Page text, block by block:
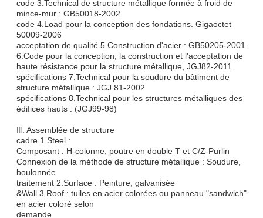
code 3.Technical de structure métallique formée à froid de
mince-mur : GB50018-2002
code 4.Load pour la conception des fondations. Gigaoctet
50009-2006
acceptation de qualité 5.Construction d'acier : GB50205-2001
6.Code pour la conception, la construction et l'acceptation de
haute résistance pour la structure métallique, JGJ82-2011
spécifications 7.Technical pour la soudure du bâtiment de
structure métallique : JGJ 81-2002
spécifications 8.Technical pour les structures métalliques des
édifices hauts : (JGJ99-98)
Ⅲ. Assemblée de structure
cadre 1.Steel :
Composant : H-colonne, poutre en double T et C/Z-Purlin
Connexion de la méthode de structure métallique : Soudure,
boulonnée
traitement 2.Surface : Peinture, galvanisée
&Wall 3.Roof : tuiles en acier colorées ou panneau "sandwich"
en acier coloré selon
demande